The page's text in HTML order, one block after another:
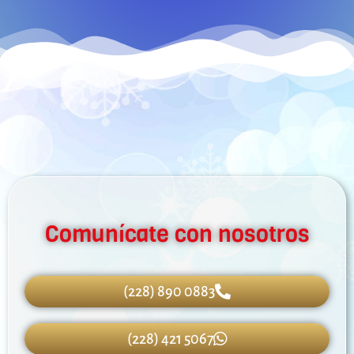
Comunícate con nosotros
(228) 890 0883
(228) 421 5067